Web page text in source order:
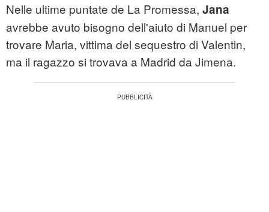
Nelle ultime puntate de La Promessa, Jana
avrebbe avuto bisogno dell'aiuto di Manuel per
trovare Maria, vittima del sequestro di Valentin,
ma il ragazzo si trovava a Madrid da Jimena.